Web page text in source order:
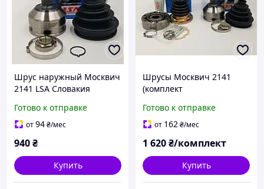
Шрус наружный Москвич
2141 LSA Словакия
Готово к отправке
от94₴/мес
940₴
Купить
Шрусы Москвич 2141
(комплект
LSA Словакия
Готово к отправке
от 162₴/мес
1 620₴/комплект
Купить